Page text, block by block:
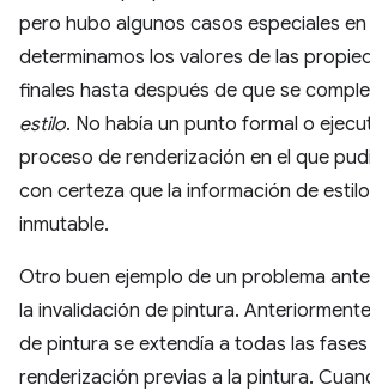
pero hubo algunos casos especiales
determinamos los valores de las
finales hasta después de que se
estilo. No había un punto formal o
proceso de renderización en el que
con certeza que la información de
inmutable.
Otro buen ejemplo de un problema
la invalidación de pintura.
de pintura se extendía a todas las
renderización previas a la pintura.